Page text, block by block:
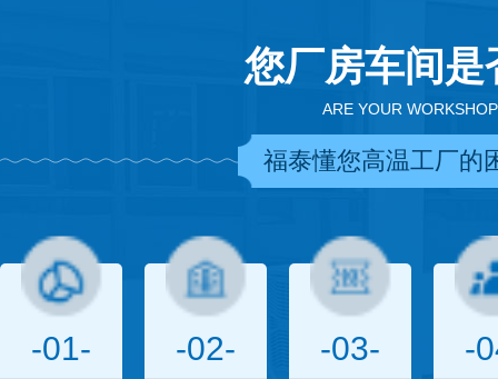
您厂房车间
ARE YOUR
福泰懂您高温工厂的
-01- -02- -03- -